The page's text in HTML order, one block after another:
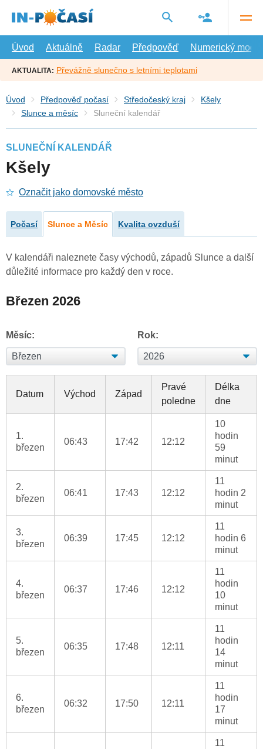
hlavní
Úvod
Aktuálně Radar Předpověď Numerický model
AKTUALITA: Převážně slunečno s letními teplotami
Úvod Předpověď počasí Středočeský kraj
Kšely
Slunce a měsíc
Sluneční kalendář
SLUNEČNÍ KALENDÁŘ
Kšely
Označit jako domovské město
Počasí Slunce a Měsíc Kvalita ovzduší
V kalendáři naleznete časy východů, západů Slunce a další
důležité informace pro každý den v roce.
Březen 2026
Měsíc: Rok:
Datum Východ Západ
Pravé
poledne
Délka
dne
1.
březen
06:43 17:42 12:12
10
hodin
59
minut
2.
březen
06:41 17:43 12:12
11
hodin 2
minut
3.
březen
06:39 17:45 12:12
11
hodin 6
minut
4.
březen
06:37 17:46 12:12
11
hodin
10
minut
5.
březen
06:35 17:48 12:11
11
hodin
14
minut
6.
březen
06:32 17:50 12:11
11
hodin
17
minut
11